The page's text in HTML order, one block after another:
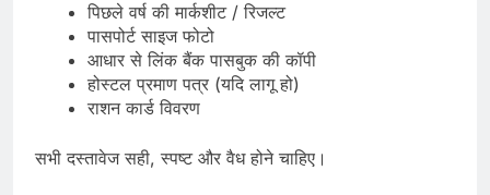
पिछले वर्ष की मार्कशीट / रिजल्ट
पासपोर्ट साइज फोटो
आधार से लिंक बैंक पासबुक की कॉपी
होस्टल प्रमाण पत्र (यदि लागू हो)
राशन कार्ड विवरण
सभी दस्तावेज सही, स्पष्ट और वैध होने चाहिए।